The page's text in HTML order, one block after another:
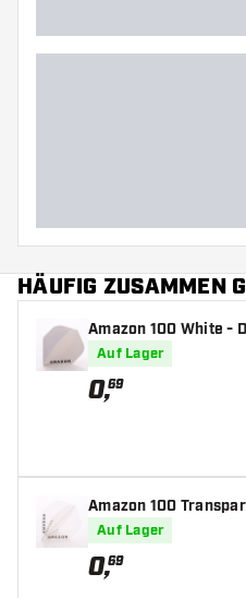
HÄUFIG ZUSAMMEN
Amazon 100 White -
Auf Lager
0,69
Amazon 100
rt Flights
Auf Lager
0,69